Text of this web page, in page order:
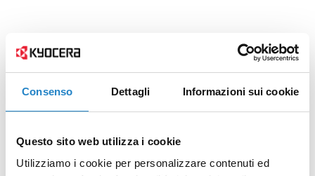
Consenso Dettagli Informazioni sui cookie
Questo sito web utilizza i cookie
Utilizziamo i cookie per personalizzare contenuti ed